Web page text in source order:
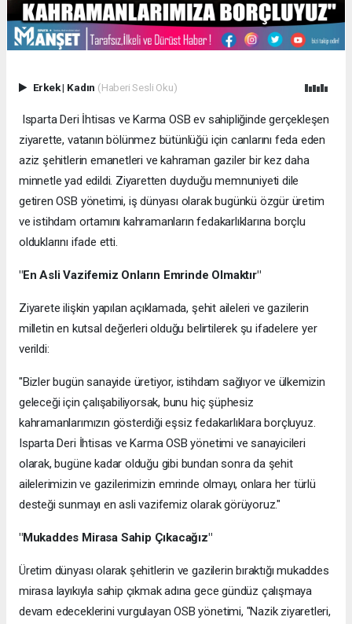
Erkek| Kadın (Haberi Sesli Oku)
​ ​Isparta Deri İhtisas ve Karma OSB ev sahipliğinde gerçekleşen
ziyarette, vatanın bölünmez bütünlüğü için canlarını feda eden
aziz şehitlerin emanetleri ve kahraman gaziler bir kez daha
minnetle yad edildi. Ziyaretten duyduğu memnuniyeti dile
getiren OSB yönetimi, iş dünyası olarak bugünkü özgür üretim
ve istihdam ortamını kahramanların fedakarlıklarına borçlu
olduklarını ifade etti.
​"En Asli Vazifemiz Onların Emrinde Olmaktır"
​Ziyarete ilişkin yapılan açıklamada, şehit aileleri ve gazilerin
milletin en kutsal değerleri olduğu belirtilerek şu ifadelere yer
verildi:
​"Bizler bugün sanayide üretiyor, istihdam sağlıyor ve ülkemizin
geleceği için çalışabiliyorsak, bunu hiç şüphesiz
kahramanlarımızın gösterdiği eşsiz fedakarlıklara borçluyuz.
Isparta Deri İhtisas ve Karma OSB yönetimi ve sanayicileri
olarak, bugüne kadar olduğu gibi bundan sonra da şehit
ailelerimizin ve gazilerimizin emrinde olmayı, onlara her türlü
desteği sunmayı en asli vazifemiz olarak görüyoruz."
​"Mukaddes Mirasa Sahip Çıkacağız"
​Üretim dünyası olarak şehitlerin ve gazilerin bıraktığı mukaddes
mirasa layıkıyla sahip çıkmak adına gece gündüz çalışmaya
devam edeceklerini vurgulayan OSB yönetimi, "Nazik ziyaretleri,